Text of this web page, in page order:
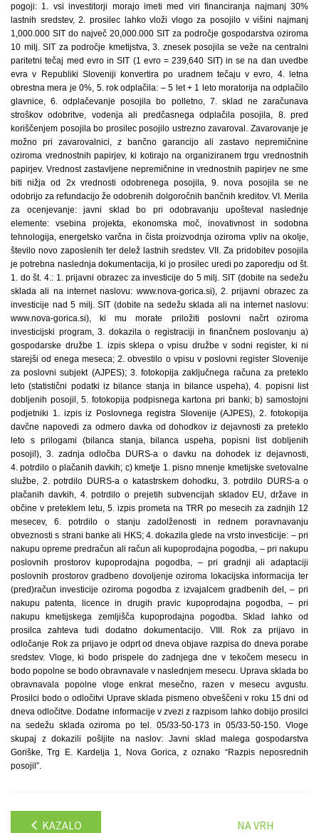
pogoji: 1. vsi investitorji morajo imeti med viri financiranja najmanj 30%
lastnih sredstev, 2. prosilec lahko vloži vlogo za posojilo v višini najmanj
1,000.000 SIT do največ 20,000.000 SIT za področje gospodarstva oziroma
10 milj. SIT za področje kmetijstva, 3. znesek posojila se veže na centralni
paritetni tečaj med evro in SIT (1 evro = 239,640 SIT) in se na dan uvedbe
evra v Republiki Sloveniji konvertira po uradnem tečaju v evro, 4. letna
obrestna mera je 0%, 5. rok odplačila: – 5 let + 1 leto moratorija na odplačilo
glavnice, 6. odplačevanje posojila bo polletno, 7. sklad ne zaračunava
stroškov odobritve, vodenja ali predčasnega odplačila posojila, 8. pred
koriščenjem posojila bo prosilec posojilo ustrezno zavaroval. Zavarovanje je
možno pri zavarovalnici, z bančno garancijo ali zastavo nepremičnine
oziroma vrednostnih papirjev, ki kotirajo na organiziranem trgu vrednostnih
papirjev. Vrednost zastavljene nepremičnine in vrednostnih papirjev ne sme
biti nižja od 2x vrednosti odobrenega posojila, 9. nova posojila se ne
odobrijo za refundacijo že odobrenih dolgoročnih bančnih kreditov. VI. Merila
za ocenjevanje: javni sklad bo pri odobravanju upošteval naslednje
elemente: vsebina projekta, ekonomska moč, inovativnost in sodobna
tehnologija, energetsko varčna in čista proizvodnja oziroma vpliv na okolje,
število novo zaposlenih ter delež lastnih sredstev. VII. Za pridobitev posojila
je potrebna naslednja dokumentacija, ki jo prosilec uredi po zaporedju od št.
1. do št. 4.: 1. prijavni obrazec za investicije do 5 milj. SIT (dobite na sedežu
sklada ali na internet naslovu: www.nova-gorica.si), 2. prijavni obrazec za
investicije nad 5 milj. SIT (dobite na sedežu sklada ali na internet naslovu:
www.nova-gorica.si), ki mu morate priložiti poslovni načrt oziroma
investicijski program, 3. dokazila o registraciji in finančnem poslovanju a)
gospodarske družbe 1. izpis sklepa o vpisu družbe v sodni register, ki ni
starejši od enega meseca; 2. obvestilo o vpisu v poslovni register Slovenije
za poslovni subjekt (AJPES); 3. fotokopija zaključnega računa za preteklo
leto (statistični podatki iz bilance stanja in bilance uspeha), 4. popisni list
dobljenih posojil, 5. fotokopija podpisnega kartona pri banki; b) samostojni
podjetniki 1. izpis iz Poslovnega registra Slovenije (AJPES), 2. fotokopija
davčne napovedi za odmero davka od dohodkov iz dejavnosti za preteklo
leto s prilogami (bilanca stanja, bilanca uspeha, popisni list dobljenih
posojil), 3. zadnja odločba DURS-a o davku na dohodek iz dejavnosti,
4. potrdilo o plačanih davkih; c) kmetje 1. pisno mnenje kmetijske svetovalne
službe, 2. potrdilo DURS-a o katastrskem dohodku, 3. potrdilo DURS-a o
plačanih davkih, 4. potrdilo o prejetih subvencijah skladov EU, države in
občine v preteklem letu, 5. izpis prometa na TRR po mesecih za zadnjih 12
mesecev, 6. potrdilo o stanju zadolženosti in rednem poravnavanju
obveznosti s strani banke ali HKS; 4. dokazila glede na vrsto investicije: – pri
nakupu opreme predračun ali račun ali kupoprodajna pogodba, – pri nakupu
poslovnih prostorov kupoprodajna pogodba, – pri gradnji ali adaptaciji
poslovnih prostorov gradbeno dovoljenje oziroma lokacijska informacija ter
(pred)račun investicije oziroma pogodba z izvajalcem gradbenih del, – pri
nakupu patenta, licence in drugih pravic kupoprodajna pogodba, – pri
nakupu kmetijskega zemljišča kupoprodajna pogodba. Sklad lahko od
prosilca zahteva tudi dodatno dokumentacijo. VIII. Rok za prijavo in
odločanje Rok za prijavo je odprt od dneva objave razpisa do dneva porabe
sredstev. Vloge, ki bodo prispele do zadnjega dne v tekočem mesecu in
bodo popolne se bodo obravnavale v naslednjem mesecu. Uprava sklada bo
obravnavala popolne vloge enkrat mesečno, razen v mesecu avgustu.
Prosilci bodo o odločitvi Uprave sklada pismeno obveščeni v roku 15 dni od
dneva odločitve. Dodatne informacije v zvezi z razpisom lahko dobijo prosilci
na sedežu sklada oziroma po tel. 05/33-50-173 in 05/33-50-150. Vloge
skupaj z dokazili pošljite na naslov: Javni sklad malega gospodarstva
Goriške, Trg E. Kardelja 1, Nova Gorica, z oznako “Razpis neposrednih
posojil”.
KAZALO NA VRH